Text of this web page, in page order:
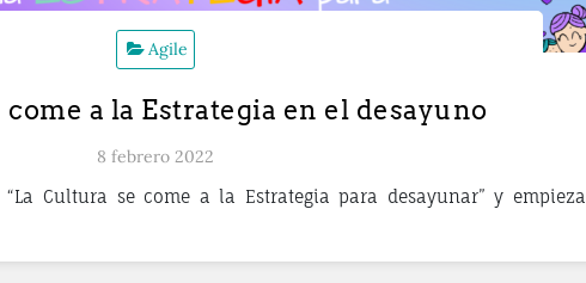
Agile
a la Estrategia en el desayuno
8 febrero 2022
Cultura se come a la Estrategia para desayunar” y empieza